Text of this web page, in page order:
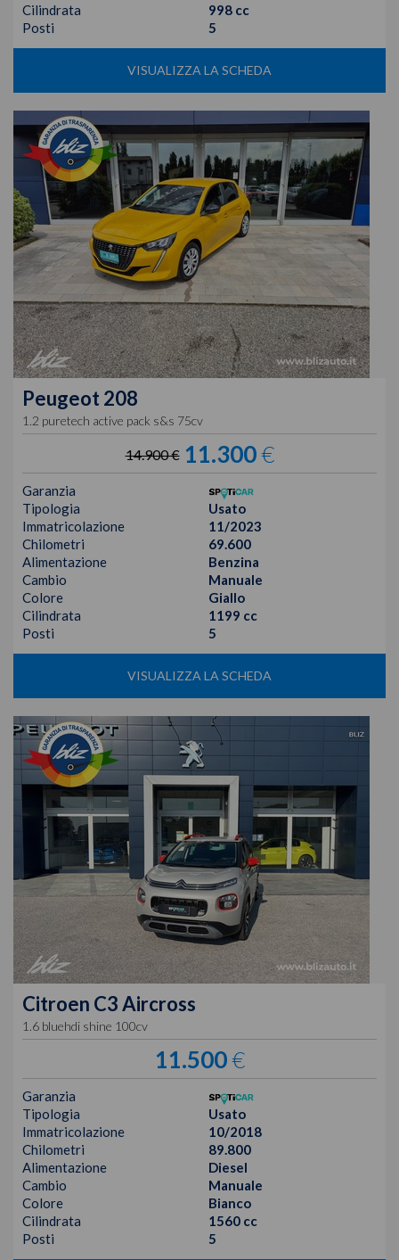
Cilindrata
998 cc
Posti
5
VISUALIZZA LA SCHEDA
Peugeot 208
1.2 puretech active pack s&s 75cv
14.900 € 11.300€
Garanzia
Tipologia
Usato
Immatricolazione
11/2023
Chilometri
69.600
Alimentazione
Benzina
Cambio
Manuale
Colore
Giallo
Cilindrata
1199 cc
Posti
5
VISUALIZZA LA SCHEDA
Citroen C3 Aircross
1.6 bluehdi shine 100cv
11.500€
Garanzia
Tipologia
Usato
Immatricolazione
10/2018
Chilometri
89.800
Alimentazione
Diesel
Cambio
Manuale
Colore
Bianco
Cilindrata
1560 cc
Posti
5